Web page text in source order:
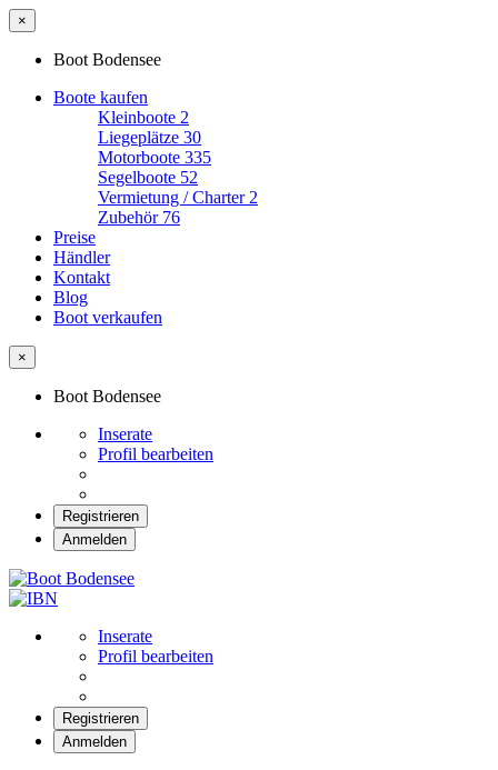
×
Boot Bodensee
Boote kaufen
Kleinboote 2
Liegeplätze 30
Motorboote 335
Segelboote 52
Vermietung / Charter 2
Zubehör 76
Preise
Händler
Kontakt
Blog
Boot verkaufen
×
Boot Bodensee
Inserate
Profil bearbeiten
Registrieren
Anmelden
Inserate
Profil bearbeiten
Registrieren
Anmelden